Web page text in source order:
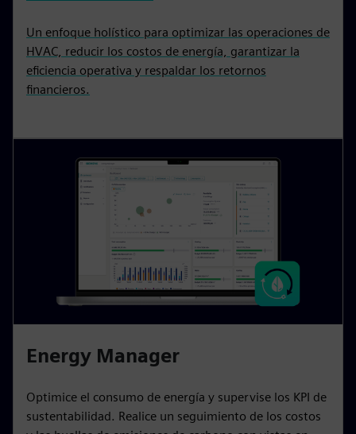
Un enfoque holístico para optimizar las operaciones de
HVAC, reducir los costos de energía, garantizar la
eficiencia operativa y respaldar los retornos
financieros.
Energy Manager
Optimice el consumo de energía y supervise los KPI de
sustentabilidad. Realice un seguimiento de los costos